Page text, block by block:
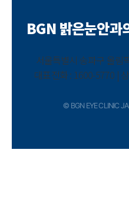
BGN 밝은눈안과
서울특별시 송파구 올림
대표전화 : 1600-5770 |
© BGN EYE CLINIC